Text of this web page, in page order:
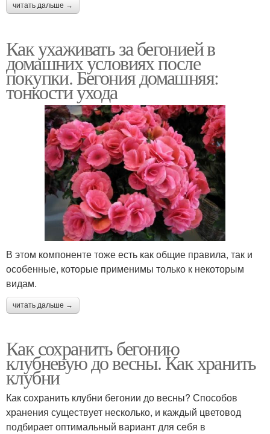
читать дальше →
Как ухаживать за бегонией в
домашних условиях после
покупки. Бегония домашняя:
тонкости ухода
В этом компоненте тоже есть как общие правила, так и
особенные, которые применимы только к некоторым
видам.
читать дальше →
Как сохранить бегонию
клубневую до весны. Как хранить
клубни
Как сохранить клубни бегонии до весны? Способов
хранения существует несколько, и каждый цветовод
подбирает оптимальный вариант для себя в